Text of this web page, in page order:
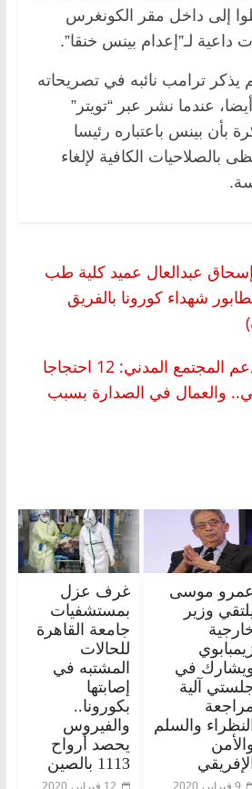
إلى داخل مقر الكونغرس
داعية لـ”إعدام بينس خنقا”.
ترامب نائبه في تصريحاته
أيضا، عندما نشر عبر “تويتر”
بأن بينس باعتباره رئيسا
الكافية لإلغاء
298.. د. إسحاق عبدالعال عميد كلية طب
شهداء كورونا بالفريق
المؤسسة العربية لدعم المجتمع المدني: 12 احتجاجا
والعمال في الصدارة بسبب
عمرو موسى
وزير
في
آلية
النظراء والسلم
الإفريقي
9 فبراير، 2020
غرف عزل
بمستشفيات
جامعة القاهرة
للحالات
المشتبه في
إصابتها
بكورونا..
والفيروس
يحصد أرواح
1113 بالصين
12 فبراير، 2020